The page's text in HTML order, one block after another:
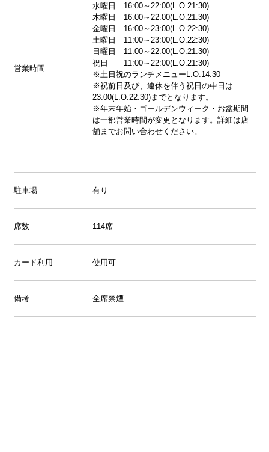
営業時間
水曜日 16:00～22:00(L.O.21:30)
木曜日 16:00～22:00(L.O.21:30)
金曜日 16:00～23:00(L.O.22:30)
土曜日 11:00～23:00(L.O.22:30)
日曜日 11:00～22:00(L.O.21:30)
祝日 11:00～22:00(L.O.21:30)
※土日祝のランチメニューL.O.14:30
※祝前日及び、連休を伴う祝日の中日は
23:00(L.O.22:30)までとなります。
※年末年始・ゴールデンウィーク・お盆期間
は一部営業時間が変更となります。詳細は店
舗までお問い合わせください。
駐車場 有り
席数 114席
カード利用 使用可
備考 全席禁煙